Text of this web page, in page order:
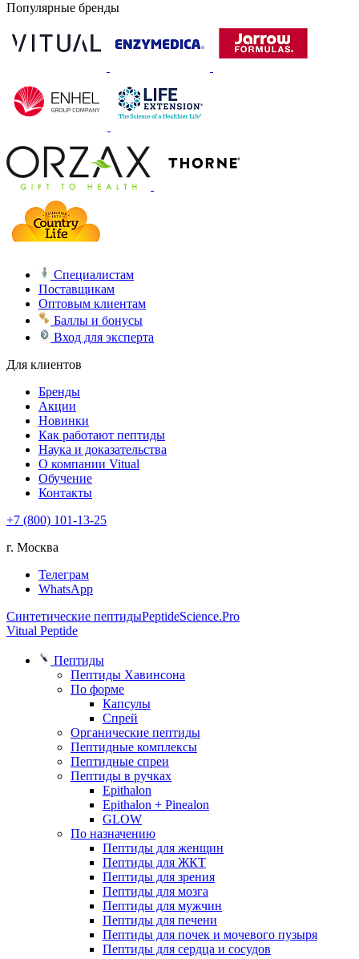
Популярные бренды
Специалистам
Поставщикам
Оптовым клиентам
Баллы и бонусы
Вход для эксперта
Для клиентов
Бренды
Акции
Новинки
Как работают пептиды
Наука и доказательства
О компании Vitual
Обучение
Контакты
+7 (800) 101-13-25
г. Москва
Телеграм
WhatsApp
Синтетические пептидыPeptideScience.Pro
Vitual Peptide
Пептиды
Пептиды Хавинсона
По форме
Капсулы
Спрей
Органические пептиды
Пептидные комплексы
Пептидные спреи
Пептиды в ручках
Epithalon
Epithalon + Pinealon
GLOW
По назначению
Пептиды для женщин
Пептиды для ЖКТ
Пептиды для зрения
Пептиды для мозга
Пептиды для мужчин
Пептиды для печени
Пептиды для почек и мочевого пузыря
Пептиды для сердца и сосудов